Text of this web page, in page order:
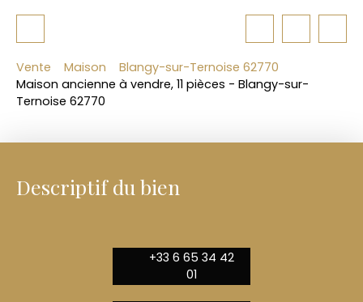
Vente Maison
Blangy-sur-Ternoise 62770
Maison ancienne à vendre, 11 pièces - Blangy-sur-
Ternoise 62770
Descriptif du bien
+33 6 65 34 42
01